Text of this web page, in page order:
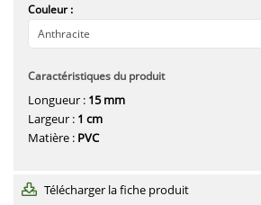
Couleur :
Caractéristiques du produit
Longueur : 15 mm
Largeur : 1 cm
Matière : PVC
Télécharger la fiche produit